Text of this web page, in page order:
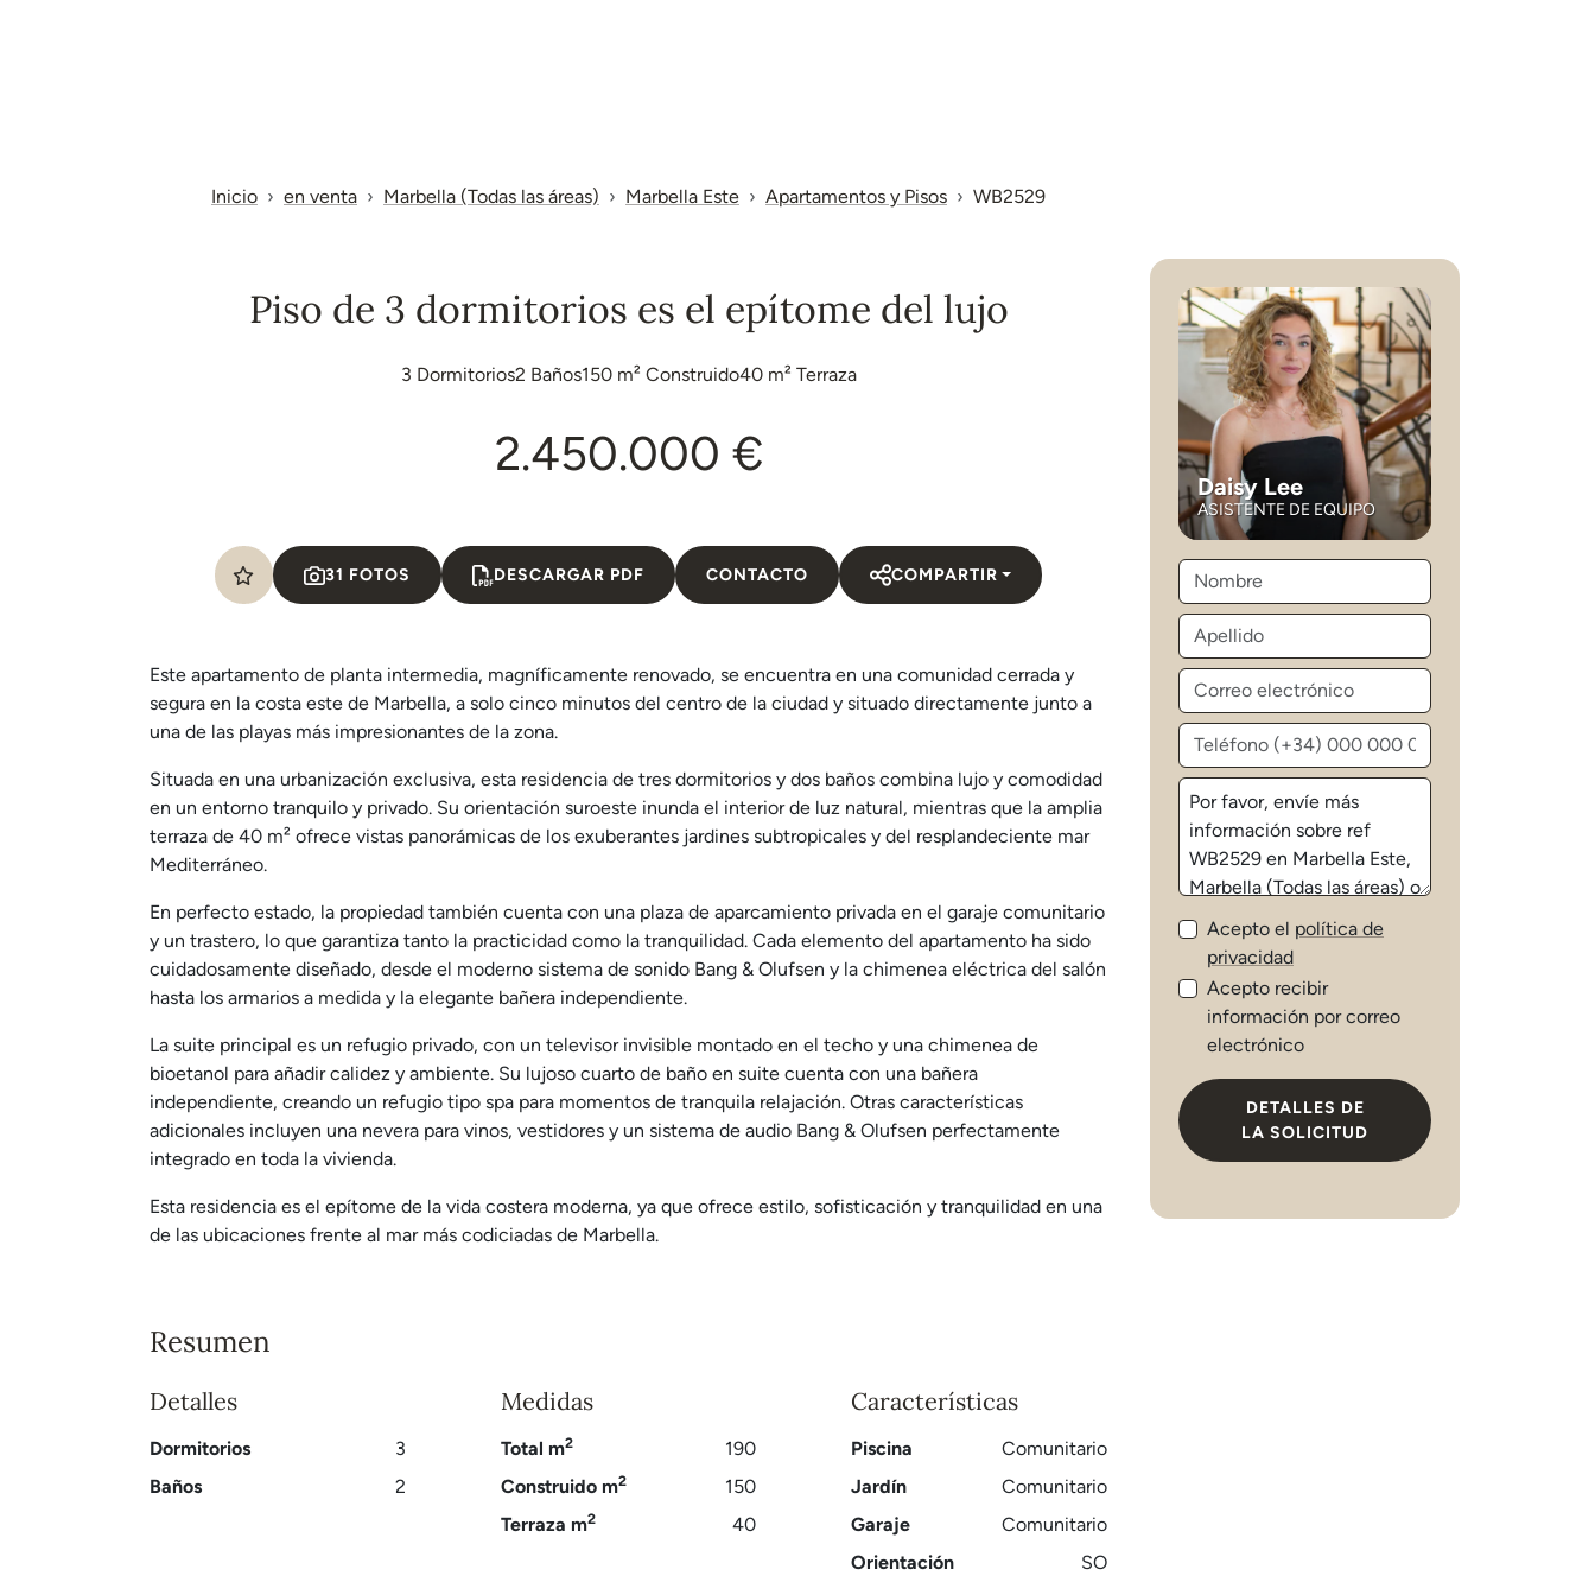
Inicio en venta Marbella (Todas las áreas) Marbella Este Apartamentos y Pisos WB2529
Piso de 3 dormitorios es el epítome del lujo
3 Dormitorios2 Baños150 m² Construido40 m² Terraza
2.450.000 €
31 FOTOS DESCARGAR PDF CONTACTO COMPARTIR
Este apartamento de planta intermedia, magníficamente renovado, se encuentra en una comunidad cerrada y
segura en la costa este de Marbella, a solo cinco minutos del centro de la ciudad y situado directamente junto a
una de las playas más impresionantes de la zona.
Situada en una urbanización exclusiva, esta residencia de tres dormitorios y dos baños combina lujo y comodidad
en un entorno tranquilo y privado. Su orientación suroeste inunda el interior de luz natural, mientras que la amplia
terraza de 40 m² ofrece vistas panorámicas de los exuberantes jardines subtropicales y del resplandeciente mar
Mediterráneo.
En perfecto estado, la propiedad también cuenta con una plaza de aparcamiento privada en el garaje comunitario
y un trastero, lo que garantiza tanto la practicidad como la tranquilidad. Cada elemento del apartamento ha sido
cuidadosamente diseñado, desde el moderno sistema de sonido Bang & Olufsen y la chimenea eléctrica del salón
hasta los armarios a medida y la elegante bañera independiente.
La suite principal es un refugio privado, con un televisor invisible montado en el techo y una chimenea de
bioetanol para añadir calidez y ambiente. Su lujoso cuarto de baño en suite cuenta con una bañera
independiente, creando un refugio tipo spa para momentos de tranquila relajación. Otras características
adicionales incluyen una nevera para vinos, vestidores y un sistema de audio Bang & Olufsen perfectamente
integrado en toda la vivienda.
Esta residencia es el epítome de la vida costera moderna, ya que ofrece estilo, sofisticación y tranquilidad en una
de las ubicaciones frente al mar más codiciadas de Marbella.
Resumen
Detalles
Dormitorios
3
Baños
2
Medidas
Total m2
190
Construido m2
150
Terraza m2 40
Características
Piscina
Comunitario
Jardín
Comunitario
Garaje
Comunitario
Orientación
SO
Daisy Lee
ASISTENTE DE EQUIPO
Acepto el política de
privacidad
Acepto recibir
información por correo
electrónico
DETALLES DE
LA SOLICITUD